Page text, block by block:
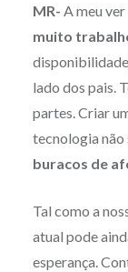
MR- A meu ver
muito
lado dos pais.
partes. Criar
tecnologia não
buracos de
Tal como a
atual pode
esperança.